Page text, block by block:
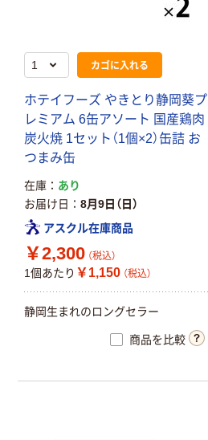
カゴに入れる
ホテイフーズ やきとり静岡葵プ
レミアム 6缶アソート 国産鶏肉
炭火焼 1セット（1個×2）缶詰 お
つまみ缶
在庫
あり
お届け日
8月9日（日）
アスクル在庫商品
￥2,300 （税込）
1個あたり ￥1,150 （税込）
静岡生まれのロングセラー
商品を比較